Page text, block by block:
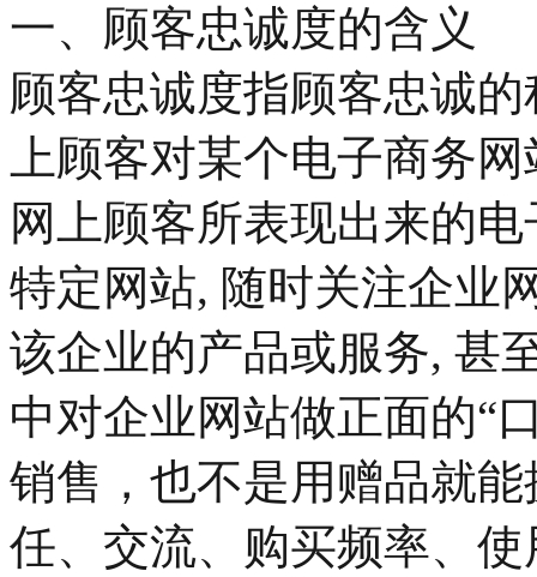
一、顾客忠诚度的含义
顾客忠诚度指顾客忠诚
上顾客对某个电子商务
网上顾客所表现出来的
特定网站, 随时关注企业
该企业的产品或服务, 甚
中对企业网站做正面的“
销售，也不是用赠品就
任、交流、购买频率、